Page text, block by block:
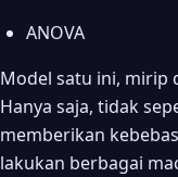
ANOVA
Model satu ini, mirip
Hanya saja, tidak
memberikan
lakukan berbagai